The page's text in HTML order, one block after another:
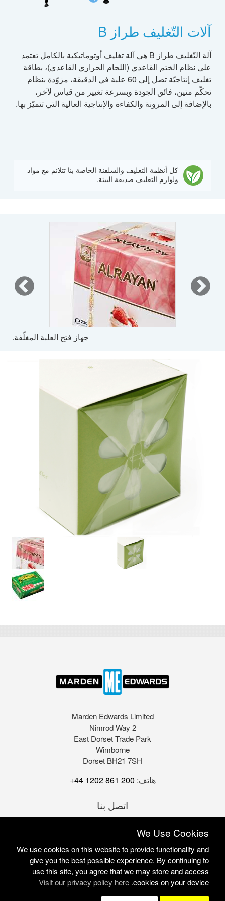
آلات التّغليف طراز B
آلة التّغليف طراز B هي آلة تغليف أوتوماتيكية بالكامل تعتمد
على نظام الختم القاعدي (اللحام الحراري القاعدي)، بطاقة
تغليف إنتاجيّة تصل إلى 60 علبة في الدقيقة، مزوّدة بنظام
تحكّم متين، فائق الجودة وبسرعة تغيير من قياس لآخر،
بالإضافة إلى المرونة والكفاءة والإنتاجية العالية التي تتميّز بها.
كل أنظمة التغليف والسلفنة الخاصة بنا تتلائم مع مواد
ولوازم التغليف صديقة البيئة.
جهاز فتح العلبة المغلّفة.
Marden Edwards Limited
2 Nimrod Way
East Dorset Trade Park
Wimborne
Dorset BH21 7SH
هاتف: +44 1202 861 200
اتصل بنا
Marden Edwards Ltd © 2026
Site Solutions:Sonet
We Use Cookies
We use cookies on this website to provide functionality and
give you the best possible experience. By continuing to
use this site, you agree that we may store and access
cookies on your device.
Visit our privacy policy here